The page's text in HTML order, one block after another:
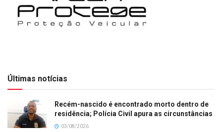
Últimas notícias
Recém-nascido é encontrado morto dentro de
residência; Polícia Civil apura as circunstâncias
03/08/2026